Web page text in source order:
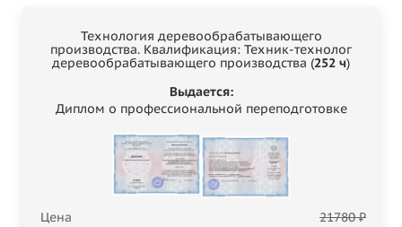
Технология деревообрабатывающего
производства. Квалификация: Техник-технолог
деревообрабатывающего производства (252 ч)
Выдается:
Диплом о профессиональной переподготовке
Цена
21780 ₽